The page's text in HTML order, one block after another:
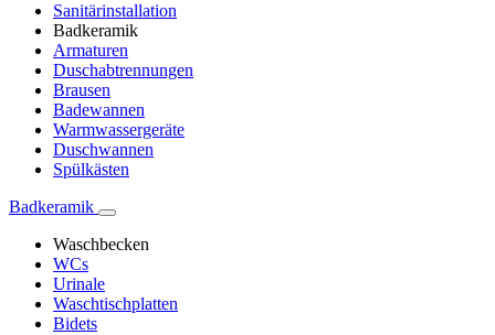
Sanitärinstallation
Badkeramik
Armaturen
Duschabtrennungen
Brausen
Badewannen
Warmwassergeräte
Duschwannen
Spülkästen
Badkeramik
Waschbecken
WCs
Urinale
Waschtischplatten
Bidets